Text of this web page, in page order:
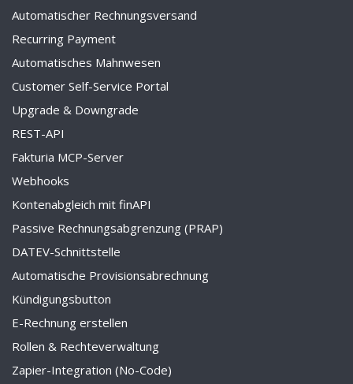
Automatischer Rechnungsversand
Recurring Payment
Automatisches Mahnwesen
Customer Self-Service Portal
Upgrade & Downgrade
REST-API
Fakturia MCP-Server
Webhooks
Kontenabgleich mit finAPI
Passive Rechnungsabgrenzung (PRAP)
DATEV-Schnittstelle
Automatische Provisionsabrechnung
Kündigungsbutton
E-Rechnung erstellen
Rollen & Rechteverwaltung
Zapier-Integration (No-Code)